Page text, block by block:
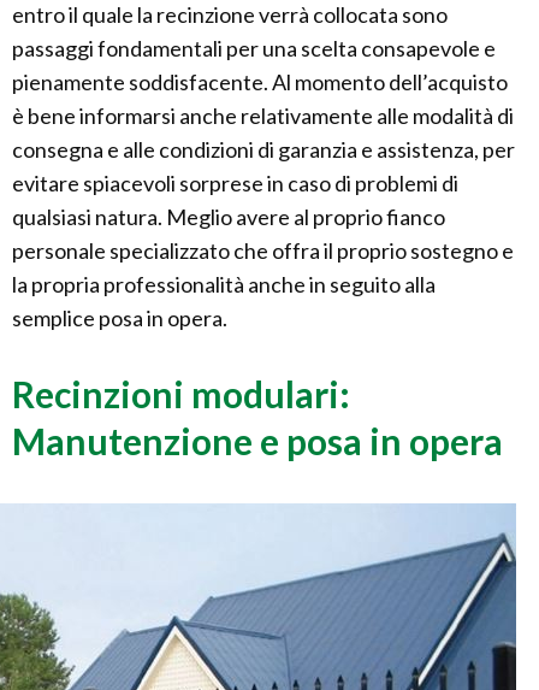
entro il quale la recinzione verrà collocata sono
passaggi fondamentali per una scelta consapevole e
pienamente soddisfacente. Al momento dell’acquisto
è bene informarsi anche relativamente alle modalità di
consegna e alle condizioni di garanzia e assistenza, per
evitare spiacevoli sorprese in caso di problemi di
qualsiasi natura. Meglio avere al proprio fianco
personale specializzato che offra il proprio sostegno e
la propria professionalità anche in seguito alla
semplice posa in opera.
Recinzioni modulari:
Manutenzione e posa in opera